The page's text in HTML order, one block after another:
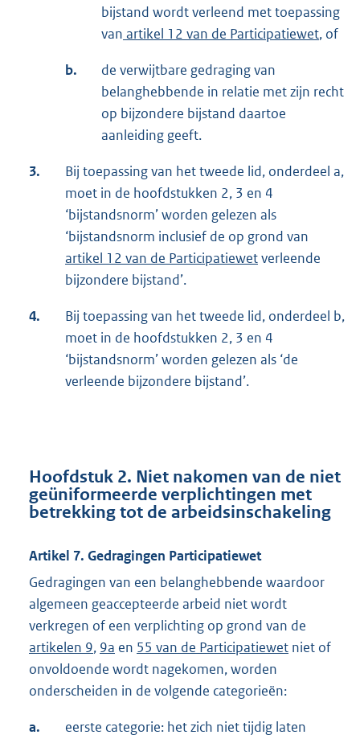
bijstand wordt verleend met toepassing
van artikel 12 van de Participatiewet, of
b.
de verwijtbare gedraging van
belanghebbende in relatie met zijn recht
op bijzondere bijstand daartoe
aanleiding geeft.
3.
Bij toepassing van het tweede lid, onderdeel a,
moet in de hoofdstukken 2, 3 en 4
‘bijstandsnorm’ worden gelezen als
‘bijstandsnorm inclusief de op grond van
artikel 12 van de Participatiewetverleende
bijzondere bijstand’.
4.
Bij toepassing van het tweede lid, onderdeel b,
moet in de hoofdstukken 2, 3 en 4
‘bijstandsnorm’ worden gelezen als ‘de
verleende bijzondere bijstand’.
Hoofdstuk 2. Niet nakomen van de niet
geüniformeerde verplichtingen met
betrekking tot de arbeidsinschakeling
Artikel 7. Gedragingen Participatiewet
Gedragingen van een belanghebbende waardoor
algemeen geaccepteerde arbeid niet wordt
verkregen of een verplichting op grond van de
artikelen 9, 9a en 55 van de Participatiewet niet of
onvoldoende wordt nagekomen, worden
onderscheiden in de volgende categorieën:
a.
eerste categorie: het zich niet tijdig laten